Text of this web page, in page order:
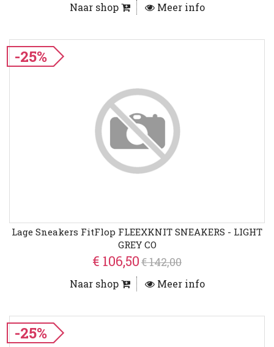
Naar shop Meer info
-25%
Lage Sneakers FitFlop FLEEXKNIT SNEAKERS - LIGHT
GREY CO
€ 106,50€ 142,00
Naar shop Meer info
-25%